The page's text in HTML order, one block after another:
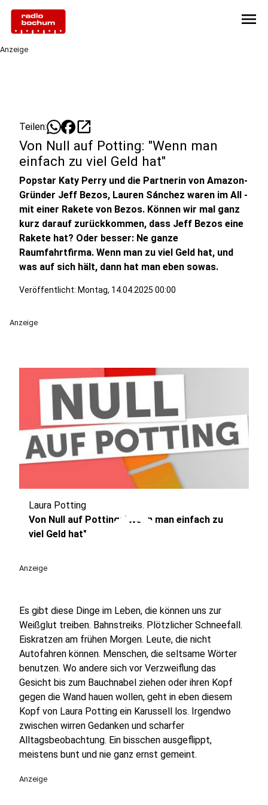
menu
Anzeige
Teilen: open_in_new
Von Null auf Potting: "Wenn man
einfach zu viel Geld hat"
Popstar Katy Perry und die Partnerin von Amazon-
Gründer Jeff Bezos, Lauren Sánchez waren im All -
mit einer Rakete von Bezos. Können wir mal ganz
kurz darauf zurückkommen, dass Jeff Bezos eine
Rakete hat? Oder besser: Ne ganze
Raumfahrtfirma. Wenn man zu viel Geld hat, und
was auf sich hält, dann hat man eben sowas.
Veröffentlicht: Montag, 14.04.2025 00:00
Anzeige
play_circle
Laura Potting
Von Null auf Potting: "Wenn man einfach zu
viel Geld hat"
Anzeige
Es gibt diese Dinge im Leben, die können uns zur
Weißglut treiben. Bahnstreiks. Plötzlicher Schneefall.
Eiskratzen am frühen Morgen. Leute, die nicht
Autofahren können. Menschen, die seltsame Wörter
benutzen. Wo andere sich vor Verzweiflung das
Gesicht bis zum Bauchnabel ziehen oder ihren Kopf
gegen die Wand hauen wollen, geht in eben diesem
Kopf von Laura Potting ein Karussell los. Irgendwo
zwischen wirren Gedanken und scharfer
Alltagsbeobachtung. Ein bisschen ausgeflippt,
meistens bunt und nie ganz ernst gemeint.
Anzeige